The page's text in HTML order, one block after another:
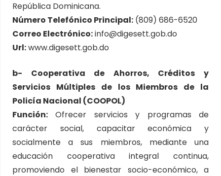
República Dominicana.
Número Telefónico Principal: (809) 686-6520
Correo Electrónico:info@digesett.gob.do
Url:www.digesett.gob.do
b- Cooperativa de Ahorros, Créditos y
Servicios Múltiples de los Miembros de la
Policía Nacional (COOPOL)
Función: Ofrecer servicios y programas de
carácter social, capacitar económica y
socialmente a sus miembros, mediante una
educación cooperativa integral continua,
promoviendo el bienestar socio-económico, a